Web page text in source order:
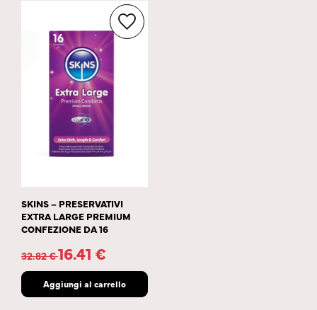
SKINS – PRESERVATIVI
EXTRA LARGE PREMIUM
CONFEZIONE DA 16
32.82€16.41 €
Aggiungi al carrello